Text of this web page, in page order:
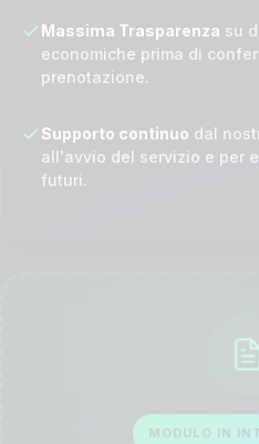
Massima Trasparenza su
economiche prima di
prenotazione.
Supporto continuo dal
all'avvio del servizio e per
futuri.
MODULO IN